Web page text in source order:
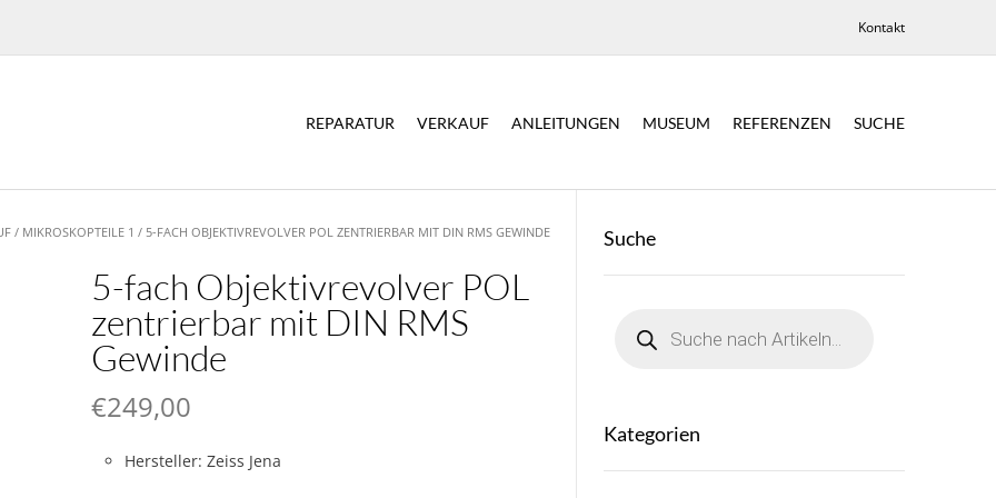
Kontakt
REPARATUR VERKAUF ANLEITUNGEN MUSEUM REFERENZEN SUCHE
/ MIKROSKOPTEILE 1 / 5-FACH OBJEKTIVREVOLVER POL ZENTRIERBAR MIT DIN RMS GEWINDE
5-fach Objektivrevolver POL
zentrierbar mit DIN RMS
Gewinde
€249,00
Hersteller: Zeiss Jena
Suche
search
Kategorien